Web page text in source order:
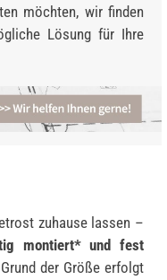
möchten, wir finden
Lösung für Ihre
zuhause lassen –
montiert* und fest
der Größe erfolgt